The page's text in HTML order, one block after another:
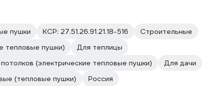
пушки КСР: 27.51.26.91.21.18-516
Строительные
тепловые пушки)
Для теплицы
(электрические тепловые пушки)
Для дачи
(тепловые пушки)
Россия